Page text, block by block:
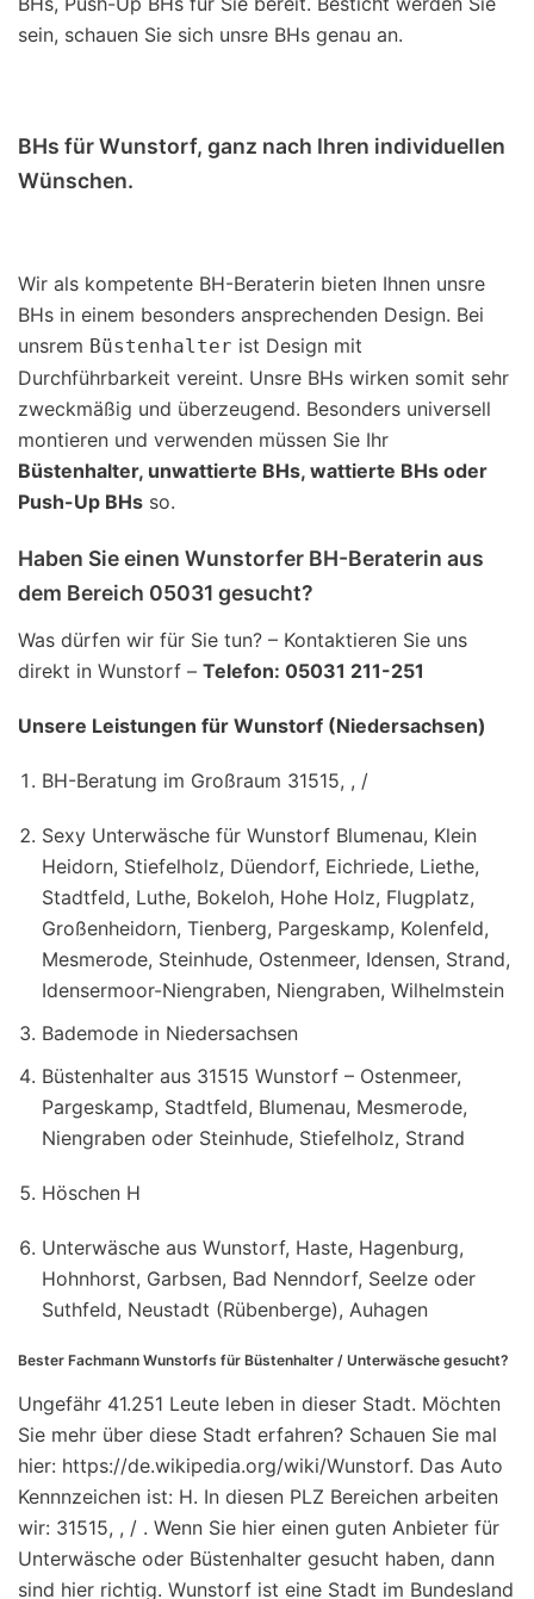
sein, schauen Sie sich unsre BHs genau an.
BHs für Wunstorf, ganz nach Ihren individuellen
Wünschen.
Wir als kompetente BH-Beraterin bieten Ihnen unsre
BHs in einem besonders ansprechenden Design. Bei
unsrem Büstenhalter ist Design mit
Durchführbarkeit vereint. Unsre BHs wirken somit sehr
zweckmäßig und überzeugend. Besonders universell
montieren und verwenden müssen Sie Ihr
Büstenhalter, unwattierte BHs, wattierte BHs oder
Push-Up BHs so.
Haben Sie einen Wunstorfer BH-Beraterin aus
dem Bereich 05031 gesucht?
Was dürfen wir für Sie tun? – Kontaktieren Sie uns
direkt in Wunstorf – Telefon: 05031 211-251
Unsere Leistungen für Wunstorf (Niedersachsen)
BH-Beratung im Großraum 31515, , /
Sexy Unterwäsche für Wunstorf Blumenau, Klein
Heidorn, Stiefelholz, Düendorf, Eichriede, Liethe,
Stadtfeld, Luthe, Bokeloh, Hohe Holz, Flugplatz,
Großenheidorn, Tienberg, Pargeskamp, Kolenfeld,
Mesmerode, Steinhude, Ostenmeer, Idensen, Strand,
Idensermoor-Niengraben, Niengraben, Wilhelmstein
Bademode in Niedersachsen
Büstenhalter aus 31515 Wunstorf – Ostenmeer,
Pargeskamp, Stadtfeld, Blumenau, Mesmerode,
Niengraben oder Steinhude, Stiefelholz, Strand
Höschen H
Unterwäsche aus Wunstorf, Haste, Hagenburg,
Hohnhorst, Garbsen, Bad Nenndorf, Seelze oder
Suthfeld, Neustadt (Rübenberge), Auhagen
Bester Fachmann Wunstorfs für Büstenhalter / Unterwäsche gesucht?
Ungefähr 41.251 Leute leben in dieser Stadt. Möchten
Sie mehr über diese Stadt erfahren? Schauen Sie mal
hier: https://de.wikipedia.org/wiki/Wunstorf. Das Auto
Kennnzeichen ist: H. In diesen PLZ Bereichen arbeiten
wir: 31515, , / . Wenn Sie hier einen guten Anbieter für
Unterwäsche oder Büstenhalter gesucht haben, dann
sind hier richtig. Wunstorf ist eine Stadt im Bundesland